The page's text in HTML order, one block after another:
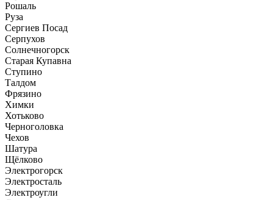
Рошаль
Руза
Сергиев Посад
Серпухов
Солнечногорск
Старая Купавна
Ступино
Талдом
Фрязино
Химки
Хотьково
Черноголовка
Чехов
Шатура
Щёлково
Электрогорск
Электросталь
Электроугли